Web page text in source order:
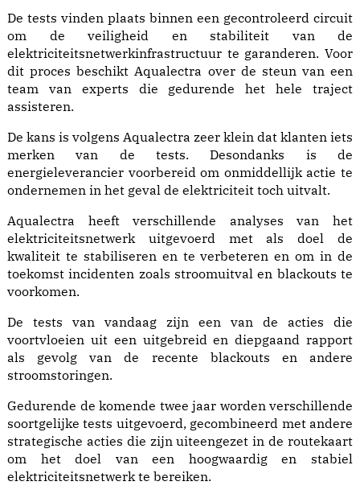
De tests vinden plaats binnen een gecontroleerd circuit
om de veiligheid en stabiliteit van de
elektriciteitsnetwerkinfrastructuur te garanderen. Voor
dit proces beschikt Aqualectra over de steun van een
team van experts die gedurende het hele traject
assisteren.
De kans is volgens Aqualectra zeer klein dat klanten iets
merken van de tests. Desondanks is de
energieleverancier voorbereid om onmiddellijk actie te
ondernemen in het geval de elektriciteit toch uitvalt.
Aqualectra heeft verschillende analyses van het
elektriciteitsnetwerk uitgevoerd met als doel de
kwaliteit te stabiliseren en te verbeteren en om in de
toekomst incidenten zoals stroomuitval en blackouts te
voorkomen.
De tests van vandaag zijn een van de acties die
voortvloeien uit een uitgebreid en diepgaand rapport
als gevolg van de recente blackouts en andere
stroomstoringen.
Gedurende de komende twee jaar worden verschillende
soortgelijke tests uitgevoerd, gecombineerd met andere
strategische acties die zijn uiteengezet in de routekaart
om het doel van een hoogwaardig en stabiel
elektriciteitsnetwerk te bereiken.